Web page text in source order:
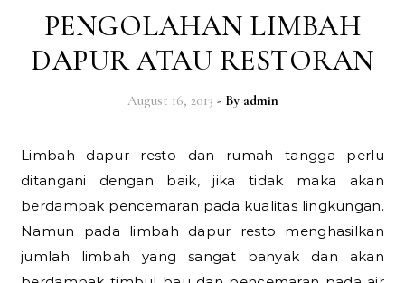
PENGOLAHAN LIMBAH
DAPUR ATAU RESTORAN
August 16, 2013 - By admin
Limbah dapur resto dan rumah tangga perlu
ditangani dengan baik, jika tidak maka akan
berdampak pencemaran pada kualitas lingkungan.
Namun pada limbah dapur resto menghasilkan
jumlah limbah yang sangat banyak dan akan